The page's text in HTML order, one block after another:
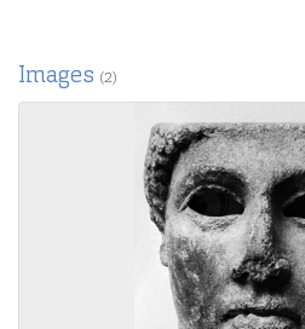
Images (2)